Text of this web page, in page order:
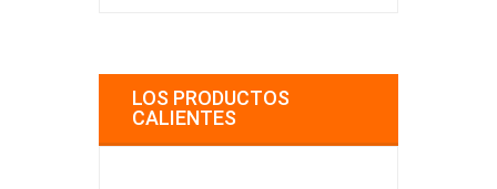
LOS PRODUCTOS
CALIENTES